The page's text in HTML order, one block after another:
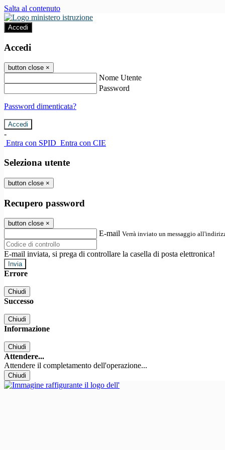
Salta al contenuto
Accedi
Accedi
button close ×
Nome Utente
Password
Password dimenticata?
-
Entra con SPID Entra con CIE
Seleziona utente
button close ×
Recupero password
button close ×
E-mail Verrà inviato un messaggio
E-mail inviata, si prega di controllare la casella di posta elettronica!
Errore
Chiudi
Successo
Chiudi
Informazione
Chiudi
Attendere...
Attendere il completamento dell'operazione...
Chiudi